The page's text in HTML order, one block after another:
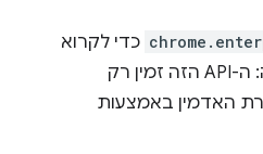
כדי לקרוא
את מאפייני המכשיר. הערה: ה-API הזה זמין רק
האדמין באמצעות